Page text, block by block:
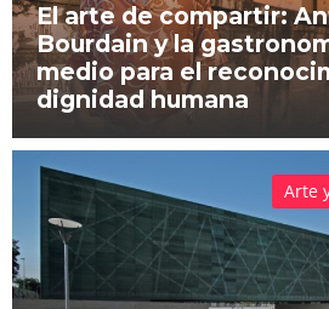
El arte de compartir:
Bourdain y la
medio para el
dignidad humana
Arte